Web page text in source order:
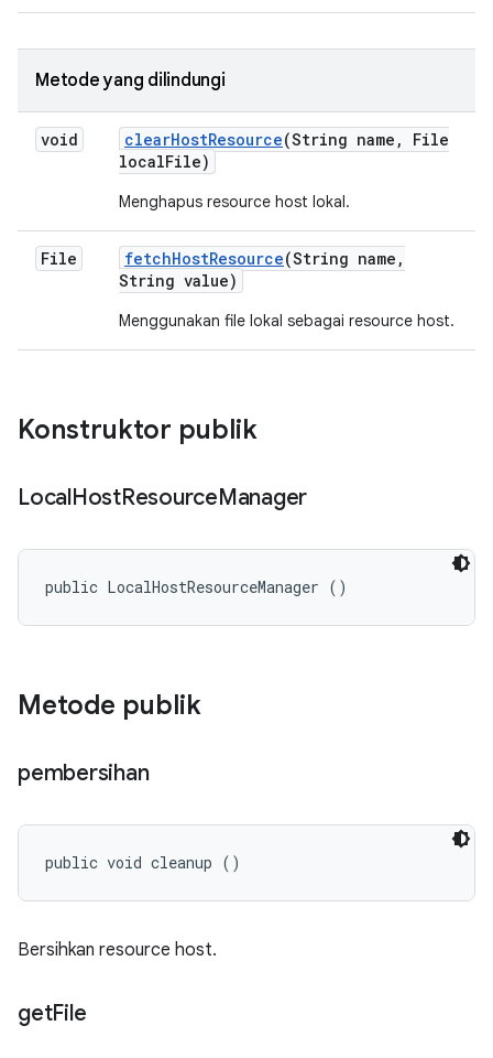
Metode yang dilindungi
void clearHostResource(String name ,
File
localFile)
Menghapus resource host lokal.
File fetchHostResource(String name ,
String value)
Menggunakan file lokal sebagai resource host.
Konstruktor publik
LocalHostResourceManager
public LocalHostResourceManager ()
Metode publik
pembersihan
public void cleanup ()
Bersihkan resource host.
getFile